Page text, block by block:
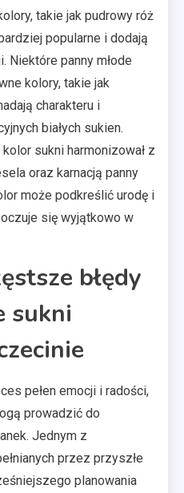
takie jak pudrowy róż
popularne i dodają
Niektóre panny młode
kolory, takie jak
charakteru i
białych sukien.
sukni harmonizował z
oraz karnacją panny
może podkreślić urodę i
się wyjątkowo w
błędy
sukni
pełen emocji i radości,
prowadzić do
Jednym z
przez przyszłe
planowania